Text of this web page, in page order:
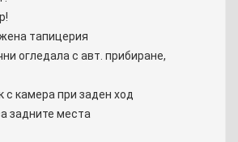
тапицерия
огледала с авт. прибиране,
с камера при заден ход
задните места